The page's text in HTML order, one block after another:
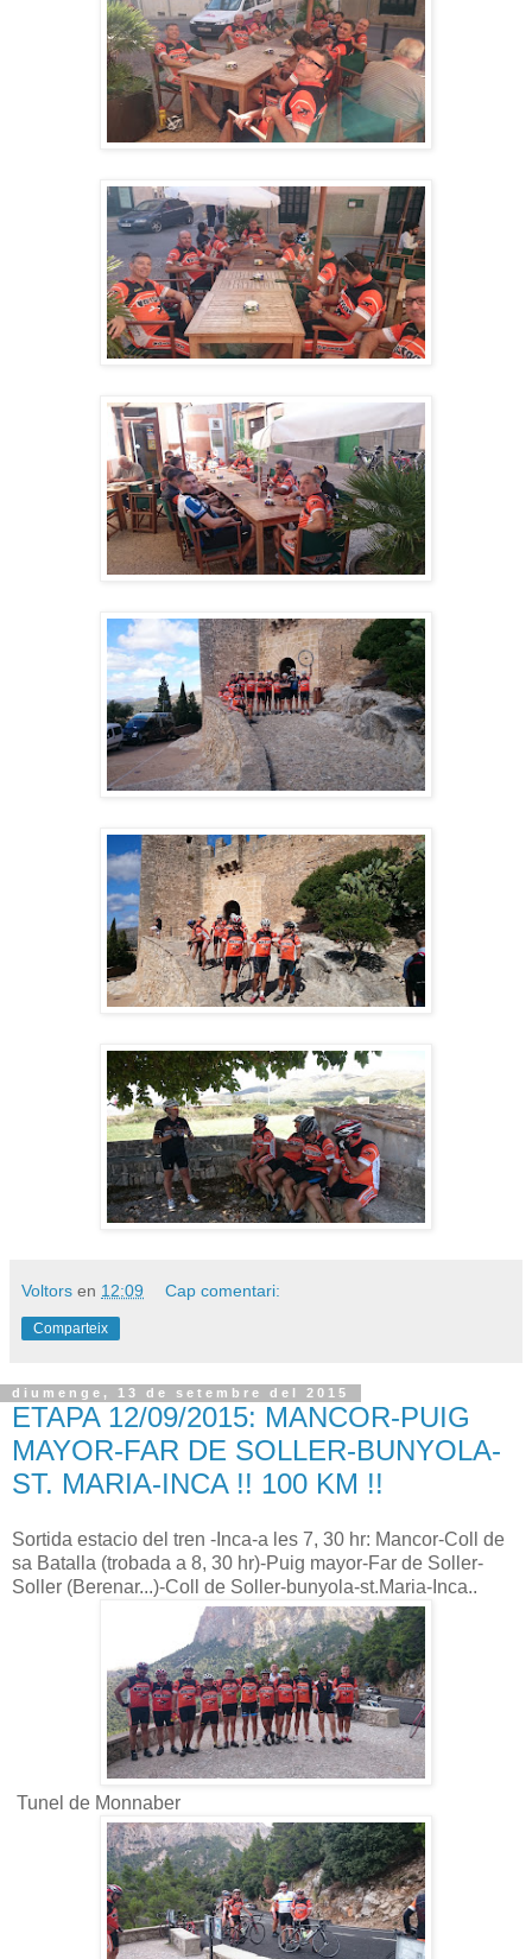
Voltors en 12:09 Cap comentari:
Comparteix
diumenge, 13 de setembre del 2015
ETAPA 12/09/2015: MANCOR-PUIG
MAYOR-FAR DE SOLLER-BUNYOLA-
ST. MARIA-INCA !! 100 KM !!
Sortida estacio del tren -Inca-a les 7, 30 hr: Mancor-Coll de
sa Batalla (trobada a 8, 30 hr)-Puig mayor-Far de Soller-
Soller (Berenar...)-Coll de Soller-bunyola-st.Maria-Inca..
Tunel de Monnaber